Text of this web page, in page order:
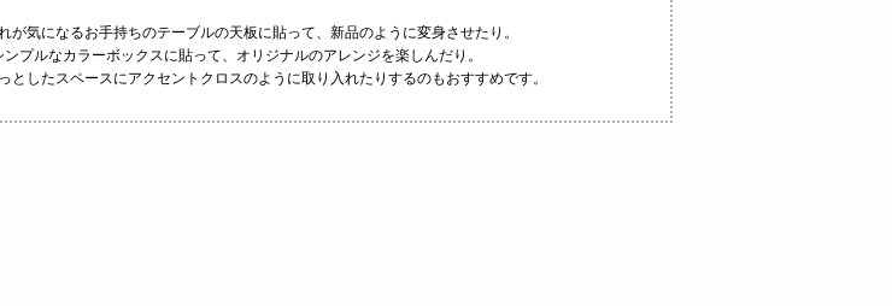
が気になるお手持ちのテーブルの天板に貼って、新品のように変身させたり。
ンプルなカラーボックスに貼って、オリジナルのアレンジを楽しんだり。
としたスペースにアクセントクロスのように取り入れたりするのもおすすめです。